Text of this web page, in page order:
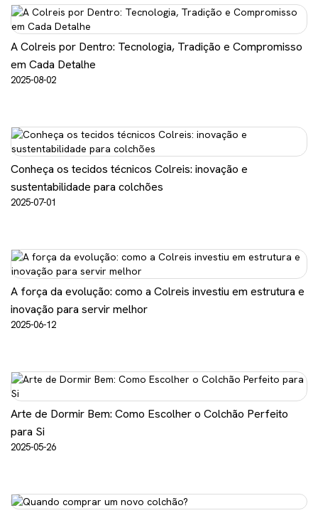
A Colreis por Dentro: Tecnologia, Tradição e Compromisso
em Cada Detalhe
2025-08-02
Conheça os tecidos técnicos Colreis: inovação e
sustentabilidade para colchões
2025-07-01
A força da evolução: como a Colreis investiu em estrutura e
inovação para servir melhor
2025-06-12
Arte de Dormir Bem: Como Escolher o Colchão Perfeito
para Si
2025-05-26